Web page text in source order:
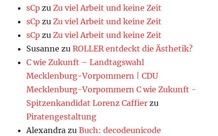
sCp zuZu viel Arbeit und keine Zeit
sCp zuZu viel Arbeit und keine Zeit
sCp zuZu viel Arbeit und keine Zeit
Susanne zuROLLER entdeckt die Ästhetik?
C wie Zukunft – Landtagswahl
Mecklenburg-Vorpommern | CDU
Mecklenburg-Vorpommern C wie Zukunft -
Spitzenkandidat Lorenz Caffier zu
Piratengestaltung
Alexandra zuBuch: decodeunicode